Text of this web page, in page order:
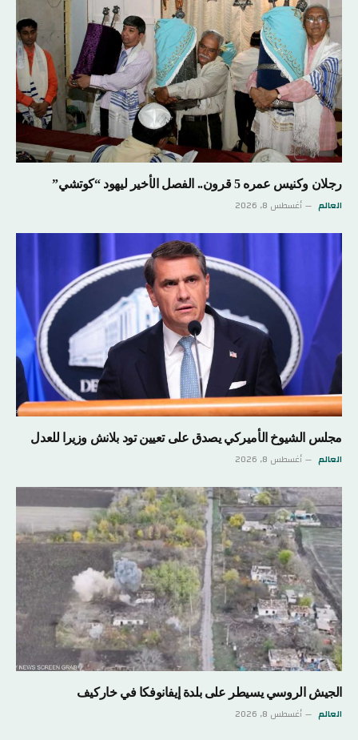
رجلان وكنيس عمره 5 قرون.. الفصل الأخير ليهود “كوتشي”
العالم أغسطس 8, 2026
مجلس الشيوخ الأميركي يصدق على تعيين تود بلانش وزيرا للعدل
العالم أغسطس 8, 2026
الجيش الروسي يسيطر على بلدة إيفانوفكا في خاركيف
العالم أغسطس 8, 2026